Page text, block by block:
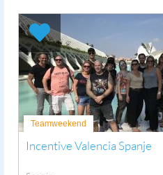
Teamweekend
Incentive Valencia Spanje